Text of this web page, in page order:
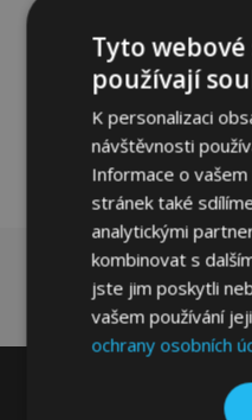
Tyto
používají
K personalizaci
návštěvnosti
Informace o vašem
stránek také
analytickými
kombinovat s
jste jim poskytli
vašem používání
ochrany osobních